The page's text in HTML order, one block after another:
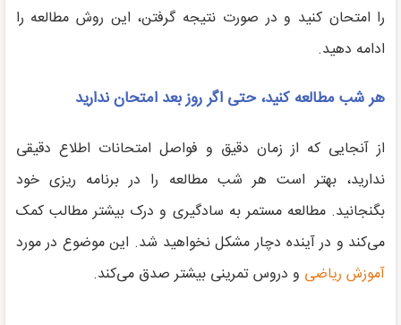
را امتحان کنید و در صورت نتیجه گرفتن، این روش مطالعه را
ادامه دهید.
هر شب مطالعه کنید، حتی اگر روز بعد امتحان ندارید
از آنجایی که از زمان دقیق و فواصل امتحانات اطلاع دقیقی
ندارید، بهتر است هر شب مطالعه را در برنامه ریزی خود
بگنجانید. مطالعه مستمر به سادگیری و درک بیشتر مطالب کمک
می‌کند و در آینده دچار مشکل نخواهید شد. این موضوع در مورد
آموزش ریاضی و دروس تمرینی بیشتر صدق می‌کند.